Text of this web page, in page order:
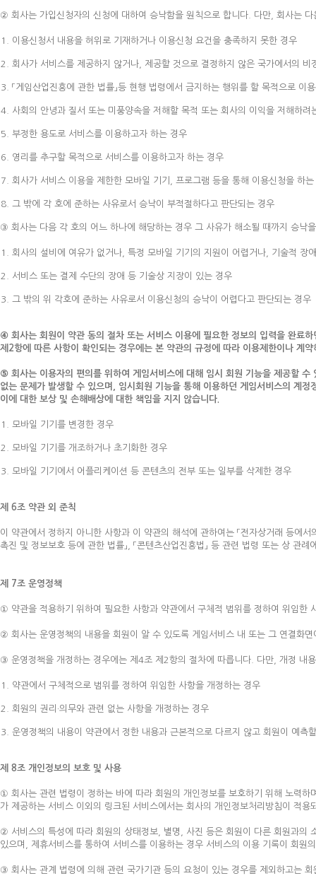
② 회사는 가입신청자의 신청에 대하여 승낙함을 원칙으로 합니다. 다만, 회사는
이용신청서 내용을 허위로 기재하거나 이용신청 요건을 충족하지 못한 경우
회사가 서비스를 제공하지 않거나, 제공할 것으로 결정하지 않은 국가에서의
「게임산업진흥에 관한 법률」등 현행 법령에서 금지하는 행위를 할 목적으로 이
사회의 안녕과 질서 또는 미풍양속을 저해할 목적 또는 회사의 이익을 저해하려
부정한 용도로 서비스를 이용하고자 하는 경우
영리를 추구할 목적으로 서비스를 이용하고자 하는 경우
회사가 서비스 이용을 제한한 모바일 기기, 프로그램 등을 통해 이용신청을 하는
그 밖에 각 호에 준하는 사유로서 승낙이 부적절하다고 판단되는 경우
③ 회사는 다음 각 호의 어느 하나에 해당하는 경우 그 사유가 해소될 때까지 승낙
회사의 설비에 여유가 없거나, 특정 모바일 기기의 지원이 어렵거나, 기술적 장
서비스 또는 결제 수단의 장애 등 기술상 지장이 있는 경우
그 밖의 위 각호에 준하는 사유로서 이용신청의 승낙이 어렵다고 판단되는 경우
④ 회사는 회원이 약관 동의 절차 또는 서비스 이용에 필요한 정보의 입력을 완료
제2항에 따른 사항이 확인되는 경우에는 본 약관의 규정에 따라 이용제한이나 계
⑤ 회사는 이용자의 편의를 위하여 게임서비스에 대해 임시 회원 기능을 제공할 수
없는 문제가 발생할 수 있으며, 임시회원 기능을 통해 이용하던 게임서비스의 계
이에 대한 보상 및 손해배상에 대한 책임을 지지 않습니다.
모바일 기기를 변경한 경우
모바일 기기를 개조하거나 초기화한 경우
모바일 기기에서 어플리케이션 등 콘텐츠의 전부 또는 일부를 삭제한 경우
제 6조 약관 외 준칙
이 약관에서 정하지 아니한 사항과 이 약관의 해석에 관하여는 「전자상거래 등에서
촉진 및 정보보호 등에 관한 법률」, 「콘텐츠산업진흥법」 등 관련 법령 또는 상 관례
제 7조 운영정책
① 약관을 적용하기 위하여 필요한 사항과 약관에서 구체적 범위를 정하여 위임한
② 회사는 운영정책의 내용을 회원이 알 수 있도록 게임서비스 내 또는 그 연결화면
③ 운영정책을 개정하는 경우에는 제4조 제2항의 절차에 따릅니다. 다만, 개정 내
약관에서 구체적으로 범위를 정하여 위임한 사항을 개정하는 경우
회원의 권리·의무와 관련 없는 사항을 개정하는 경우
운영정책의 내용이 약관에서 정한 내용과 근본적으로 다르지 않고 회원이 예측
제 8조 개인정보의 보호 및 사용
① 회사는 관련 법령이 정하는 바에 따라 회원의 개인정보를 보호하기 위해 노력
가 제공하는 서비스 이외의 링크된 서비스에서는 회사의 개인정보처리방침이 적용
② 서비스의 특성에 따라 회원의 상태정보, 별명, 사진 등은 회원이 다른 회원과의
있으며, 제휴서비스를 통하여 서비스를 이용하는 경우 서비스의 이용 기록이 회
③ 회사는 관계 법령에 의해 관련 국가기관 등의 요청이 있는 경우를 제외하고는